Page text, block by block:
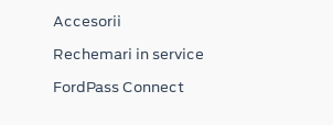
Accesorii
Rechemari in service
FordPass Connect